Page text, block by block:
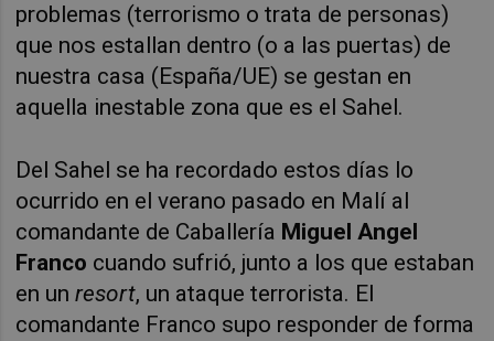
problemas (terrorismo o trata de personas)
que nos estallan dentro (o a las puertas) de
nuestra casa (España/UE) se gestan en
aquella inestable zona que es el Sahel.
Del Sahel se ha recordado estos días lo
ocurrido en el verano pasado en Malí al
comandante de Caballería Miguel Angel
Franco cuando sufrió, junto a los que estaban
en unresort, un ataque terrorista. El
comandante Franco supo responder de forma